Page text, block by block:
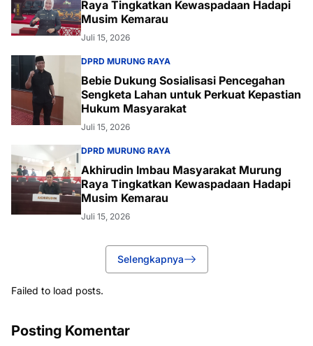
Raya Tingkatkan Kewaspadaan Hadapi
Musim Kemarau
Juli 15, 2026
DPRD MURUNG RAYA
Bebie Dukung Sosialisasi Pencegahan
Sengketa Lahan untuk Perkuat Kepastian
Hukum Masyarakat
Juli 15, 2026
DPRD MURUNG RAYA
Akhirudin Imbau Masyarakat Murung
Raya Tingkatkan Kewaspadaan Hadapi
Musim Kemarau
Juli 15, 2026
Selengkapnya
Failed to load posts.
Posting Komentar